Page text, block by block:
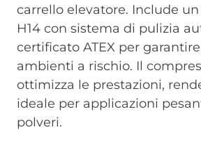
carrello elevatore. Include
H14 con sistema di pulizia
certificato ATEX per
ambienti a rischio. Il
ottimizza le prestazioni,
ideale per applicazioni
polveri.